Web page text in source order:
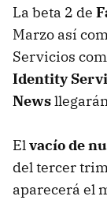
La beta 2 de
Marzo así
Servicios
Identity
News
Elvacío de
del tercer
aparecerá el